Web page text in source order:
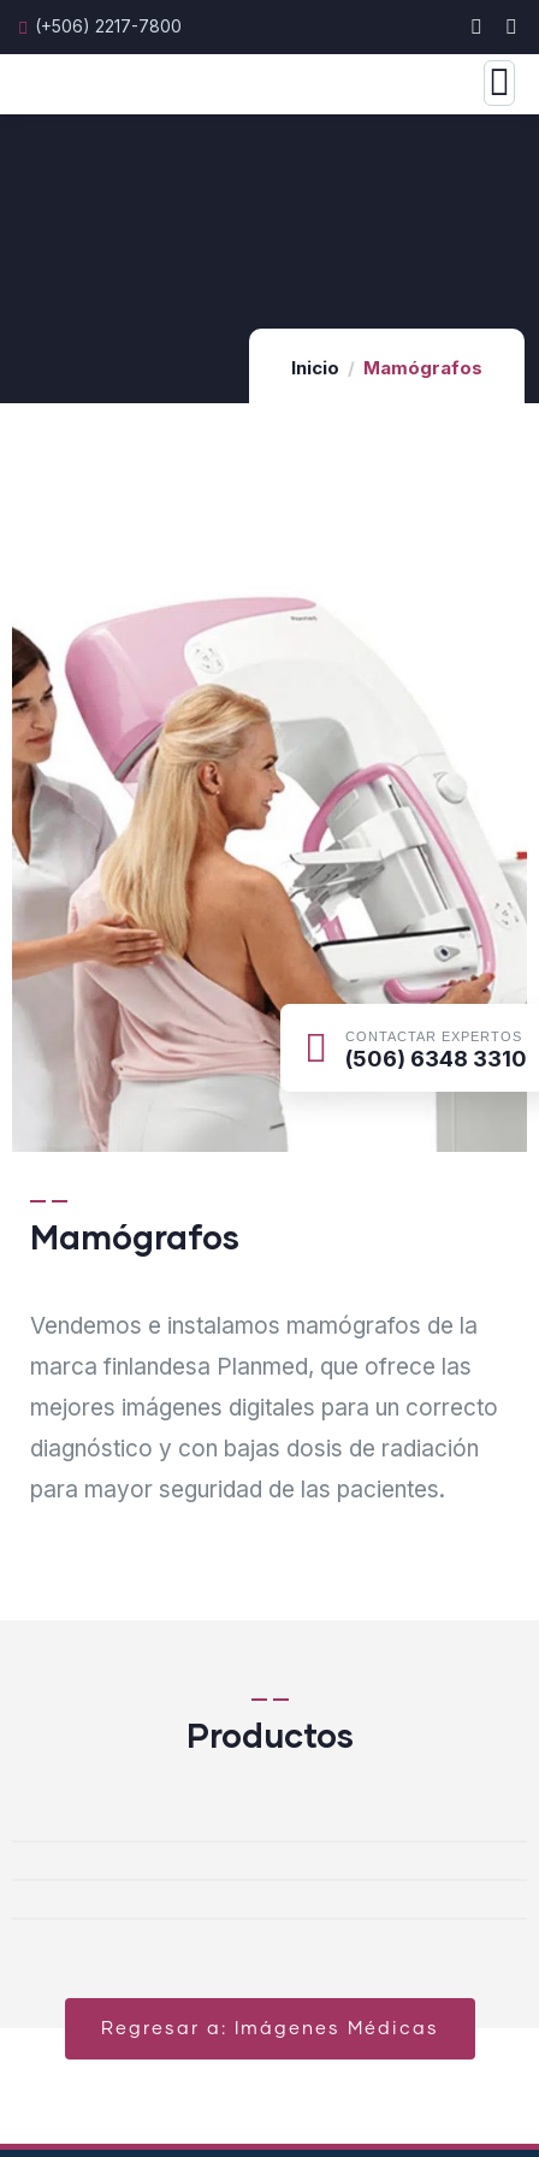
(+506) 2217-7800
Inicio Mamógrafos
CONTACTAR EXPERTOS
(506) 6348 3310
Mamógrafos
Vendemos e instalamos mamógrafos de la
marca finlandesa Planmed, que ofrece las
mejores imágenes digitales para un correcto
diagnóstico y con bajas dosis de radiación
para mayor seguridad de las pacientes.
Productos
Regresar a: Imágenes Médicas